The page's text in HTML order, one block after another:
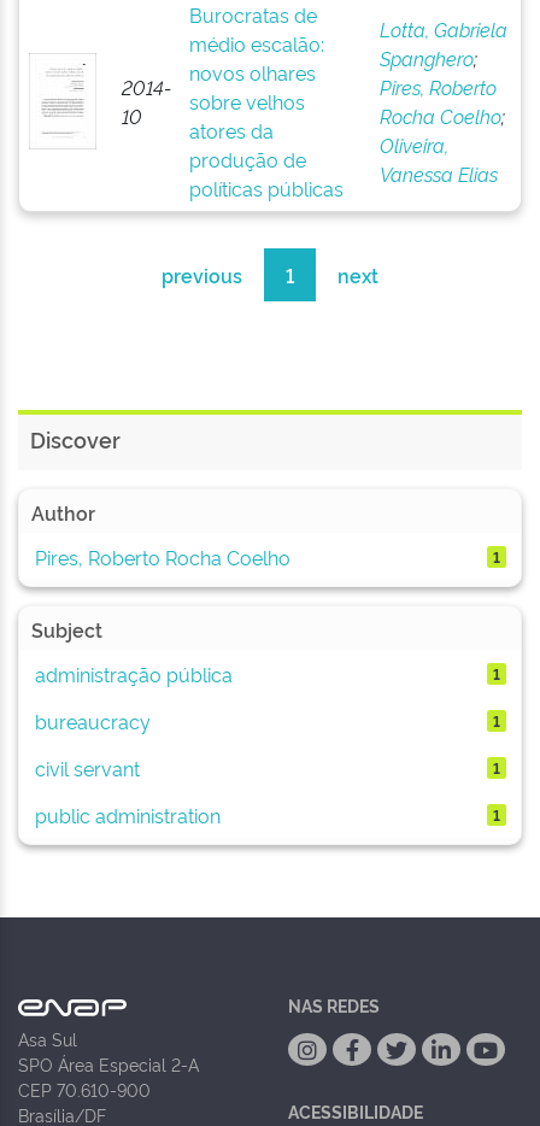
2014-
10
Burocratas de
médio escalão:
novos olhares
sobre velhos
atores da
produção de
políticas públicas
Lotta, Gabriela
Spanghero;
Pires, Roberto
Rocha Coelho;
Oliveira,
Vanessa Elias
previous 1 next
Discover
Author
Pires, Roberto Rocha Coelho
1
Subject
administração pública
1
bureaucracy 1
civil servant 1
public administration 1
Asa Sul
SPO Área Especial 2-A
CEP 70.610-900
Brasília/DF
NAS REDES
ACESSIBILIDADE